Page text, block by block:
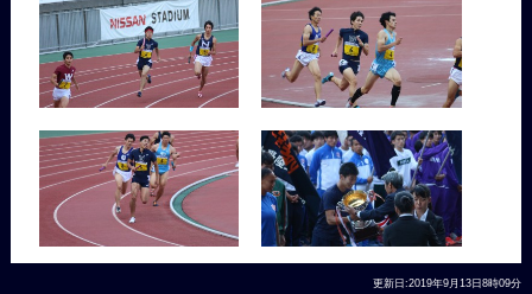
更新日:2019年9月13日8時09分